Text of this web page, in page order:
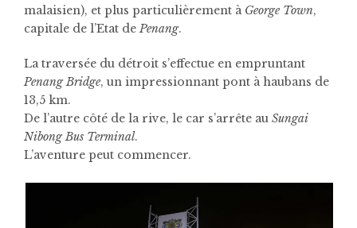
malaisien), et plus particulièrement à George Town,
capitale de l’Etat de Penang.
La traversée du détroit s’effectue en empruntant
Penang Bridge, un impressionnant pont à haubans de
13,5 km.
De l’autre côté de la rive, le car s’arrête au Sungai
Nibong Bus Terminal.
L’aventure peut commencer.